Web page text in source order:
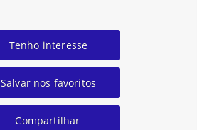
Tenho interesse
Salvar nos favoritos
Compartilhar